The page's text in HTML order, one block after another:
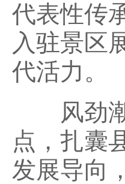
代表性传
入驻景区
代活力。
风劲潮
点，扎囊
发展导向